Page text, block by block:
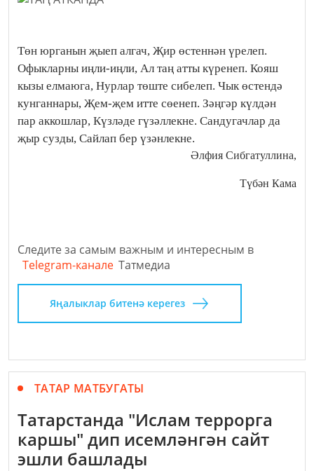
Төн юрганын җыеп алгач, Җир өстеннән үрелеп.
Офыкларны иңли-иңли, Ал таң атты күренеп. Кояш
кызы елмаюга, Нурлар төште сибелеп. Чык өстендә
кунганнары, Җем-җем итте сөенеп. Зәңгәр күлдән
пар аккошлар, Күзләде гүзәллекне. Сандугачлар да
җыр сузды, Сайлап бер үзәнлекне.
Әлфия Сибгатуллина,
Түбән Кама
Следите за самым важным и интересным в
Telegram-канале Татмедиа
Яңалыклар битенә керегез
ТАТАР МАТБУГАТЫ
Татарстанда "Ислам террорга
каршы" дип исемләнгән сайт
эшли башлады